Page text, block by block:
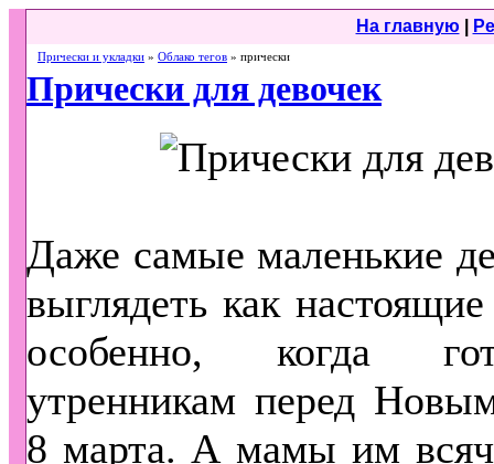
На главную
Прически и укладки » Облако тегов » прически
Прически для девочек
Даже самые маленькие
выглядеть как
особенно, когда
утренникам перед
8 марта. А мамы им